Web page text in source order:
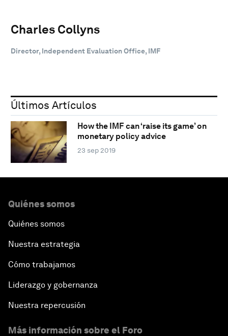
Charles Collyns
Director, Independent Evaluation Office, IMF
Últimos Artículos
How the IMF can ‘raise its game’ on
monetary policy advice
23 sep 2019
Quiénes somos
Quiénes somos
Nuestra estrategia
Cómo trabajamos
Liderazgo y gobernanza
Nuestra repercusión
Más información sobre el Foro